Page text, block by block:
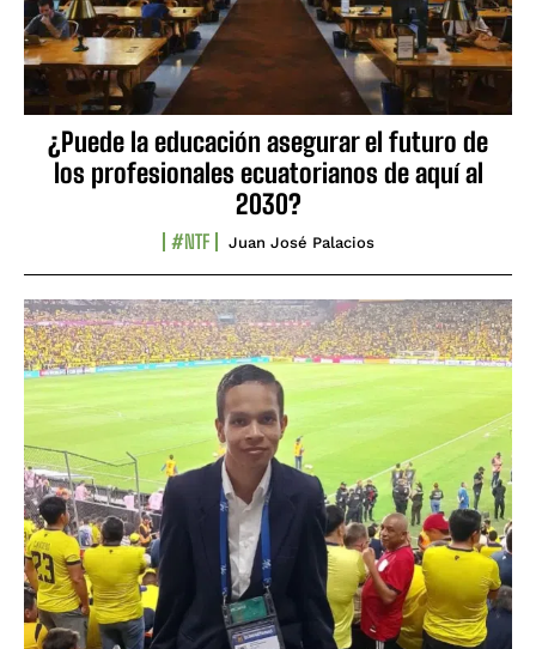
¿Puede la educación asegurar el futuro de
los profesionales ecuatorianos de aquí al
2030?
#NTF Juan José Palacios